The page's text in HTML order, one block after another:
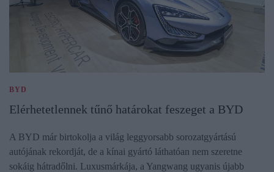
BYD
Elérhetetlennek tűnő határokat feszeget a BYD
A BYD már birtokolja a világ leggyorsabb sorozatgyártású
autójának rekordját, de a kínai gyártó láthatóan nem szeretne
sokáig hátradőlni. Luxusmárkája, a Yangwang ugyanis újabb